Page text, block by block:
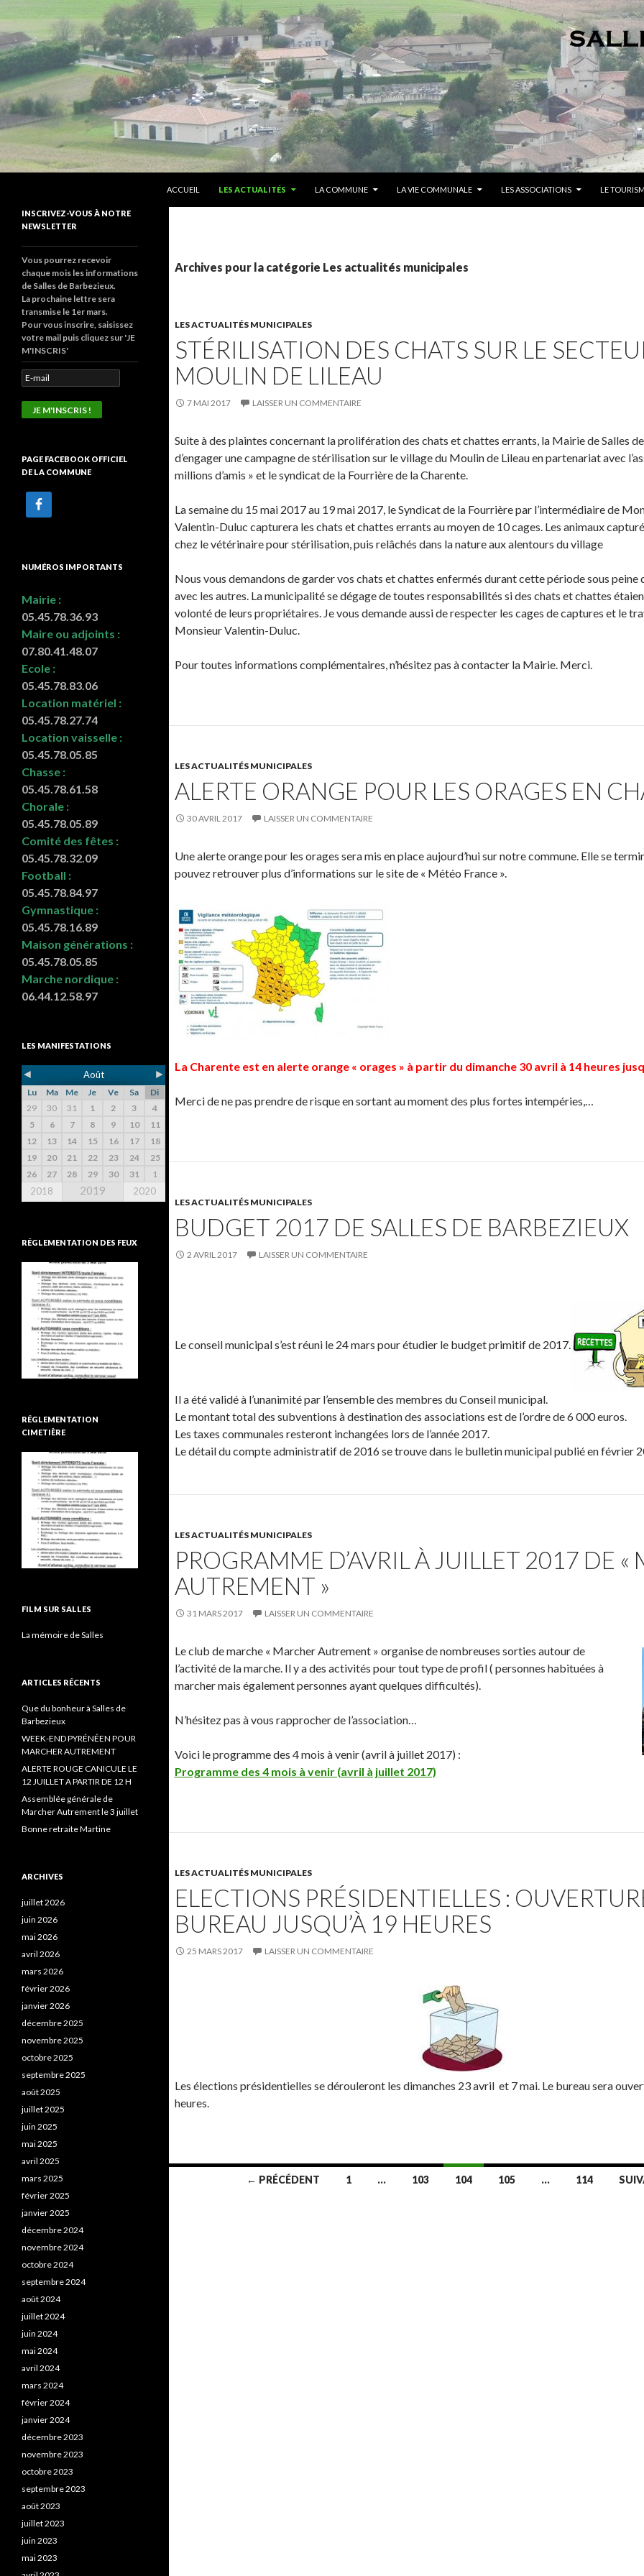
ACCUEIL
LES ACTUALITÉS LA COMMUNE LA VIE COMMUNALE LES ASSOCIATIONS LE
Archives pour la catégorie Les actualités municipales
LES ACTUALITÉS MUNICIPALES
STÉRILISATION DES CHATS SUR LE
MOULIN DE LILEAU
7 MAI 2017 LAISSER UN COMMENTAIRE
Suite à des plaintes concernant la prolifération des chats et chattes errants, la Mairie de Salles
d’engager une campagne de stérilisation sur le village du Moulin de Lileau en partenariat avec
millions d’amis » et le syndicat de la Fourrière de la Charente.
La semaine du 15 mai 2017 au 19 mai 2017, le Syndicat de la Fourrière par l’intermédiaire de
Valentin-Duluc capturera les chats et chattes errants au moyen de 10 cages. Les animaux
chez le vétérinaire pour stérilisation, puis relâchés dans la nature aux alentours du village
Nous vous demandons de garder vos chats et chattes enfermés durant cette période sous peine
avec les autres. La municipalité se dégage de toutes responsabilités si des chats et chattes
volonté de leurs propriétaires. Je vous demande aussi de respecter les cages de captures et le
Monsieur Valentin-Duluc.
Pour toutes informations complémentaires, n’hésitez pas à contacter la Mairie. Merci.
LES ACTUALITÉS MUNICIPALES
ALERTE ORANGE POUR LES ORAGES EN
30 AVRIL 2017 LAISSER UN COMMENTAIRE
Une alerte orange pour les orages sera mis en place aujourd’hui sur notre commune. Elle se
pouvez retrouver plus d’informations sur le site de « Météo France ».
La Charente est en alerte orange « orages » à partir du dimanche 30 avril à 14 heures
Merci de ne pas prendre de risque en sortant au moment des plus fortes intempéries,…
LES ACTUALITÉS MUNICIPALES
BUDGET 2017 DE SALLES DE BARBEZIEUX
2 AVRIL 2017 LAISSER UN COMMENTAIRE
Le conseil municipal s’est réuni le 24 mars pour étudier le budget primitif de 2017.
Il a été validé à l’unanimité par l’ensemble des membres du Conseil municipal.
Le montant total des subventions à destination des associations est de l’ordre de 6 000 euros.
Les taxes communales resteront inchangées lors de l’année 2017.
Le détail du compte administratif de 2016 se trouve dans le bulletin municipal publié en février
LES ACTUALITÉS MUNICIPALES
PROGRAMME D’AVRIL À JUILLET 2017 DE «
AUTREMENT »
31 MARS 2017 LAISSER UN COMMENTAIRE
Le club de marche « Marcher Autrement » organise de nombreuses sorties autour de
l’activité de la marche. Il y a des activités pour tout type de profil ( personnes habituées à
marcher mais également personnes ayant quelques difficultés).
N’hésitez pas à vous rapprocher de l’association…
Voici le programme des 4 mois à venir (avril à juillet 2017) :
Programme des 4 mois à venir (avril à juillet 2017)
LES ACTUALITÉS MUNICIPALES
ELECTIONS PRÉSIDENTIELLES :
BUREAU JUSQU’À 19 HEURES
25 MARS 2017 LAISSER UN COMMENTAIRE
Les élections présidentielles se dérouleront les dimanches 23 avril et 7 mai. Le bureau sera
heures.
Navigation au sein des articles
← PRÉCÉDENT 1 … 103 104 105 … 114
Le site de salles de barbezieux
INSCRIVEZ-VOUS À NOTRE
NEWSLETTER
Vous pourrez recevoir
chaque mois les informations
de Salles de Barbezieux.
La prochaine lettre sera
transmise le 1er mars.
Pour vous inscrire, saisissez
votre mail puis cliquez sur 'JE
M'INSCRIS'
PAGE FACEBOOK OFFICIEL
DE LA COMMUNE
NUMÉROS IMPORTANTS
Mairie :
05.45.78.36.93
Maire ou adjoints :
07.80.41.48.07
Ecole :
05.45.78.83.06
Location matériel :
05.45.78.27.74
Location vaisselle :
05.45.78.05.85
Chasse :
05.45.78.61.58
Chorale :
05.45.78.05.89
Comité des fêtes :
05.45.78.32.09
Football :
05.45.78.84.97
Gymnastique :
05.45.78.16.89
Maison générations :
05.45.78.05.85
Marche nordique :
06.44.12.58.97
LES MANIFESTATIONS
◄ Août ►
Lu Ma Me Je Ve Sa
Di
29
30 31 1 2 3
4
5
6 7 8 9 10
11
12
13 14 15 16 17
18
19
20 21 22 23 24
25
26
27 28 29 30 31 1
2018 2019 2020
RÉGLEMENTATION DES FEUX
RÉGLEMENTATION
CIMETIÈRE
FILM SUR SALLES
La mémoire de Salles
ARTICLES RÉCENTS
Que du bonheur à Salles de
Barbezieux
WEEK-END PYRÉNÉEN POUR
MARCHER AUTREMENT
ALERTE ROUGE CANICULE LE
12 JUILLET A PARTIR DE 12 H
Assemblée générale de
Marcher Autrement le 3 juillet
Bonne retraite Martine
ARCHIVES
juillet 2026
juin 2026
mai 2026
avril 2026
mars 2026
février 2026
janvier 2026
décembre 2025
novembre 2025
octobre 2025
septembre 2025
août 2025
juillet 2025
juin 2025
mai 2025
avril 2025
mars 2025
février 2025
janvier 2025
décembre 2024
novembre 2024
octobre 2024
septembre 2024
août 2024
juillet 2024
juin 2024
mai 2024
avril 2024
mars 2024
février 2024
janvier 2024
décembre 2023
novembre 2023
octobre 2023
septembre 2023
août 2023
juillet 2023
juin 2023
mai 2023